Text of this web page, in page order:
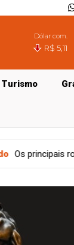
Dólar com.
R$ 5,11
Turismo
qual desses